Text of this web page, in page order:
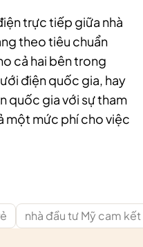
trực tiếp giữa nhà
theo tiêu chuẩn
cả hai bên trong
điện quốc gia, hay
quốc gia với sự tham
một mức phí cho việc
nhà đầu tư Mỹ cam